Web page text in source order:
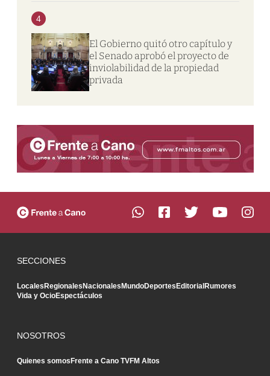
4
El Gobierno quitó otro capítulo y
el Senado aprobó el proyecto de
inviolabilidad de la propiedad
privada
SECCIONES
LocalesRegionalesNacionalesMundoDeportesEditorialRumores
Vida y OcioEspectáculos
NOSOTROS
Quienes somosFrente a Cano TVFM Altos